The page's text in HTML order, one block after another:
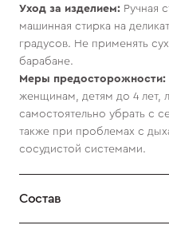
Уход за изделием: Ручная
машинная стирка на
градусов. Не применять
барабане.
Меры предосторожности:
женщинам, детям до 4 лет,
самостоятельно убрать с
также при проблемах с
сосудистой системами.
Состав